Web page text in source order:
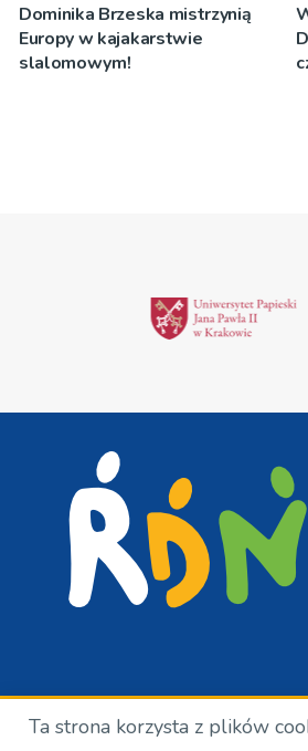
Dominika Brzeska mistrzynią
Europy w kajakarstwie
slalomowym!
Copyright © Wszelkie prawa
Ta strona korzysta z plików